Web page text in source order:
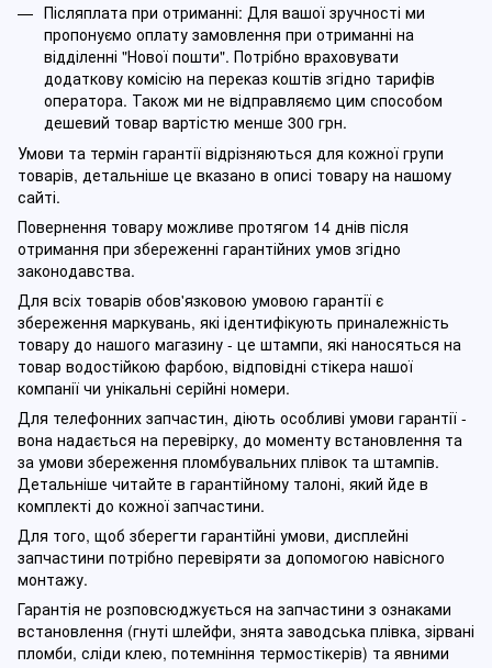
Післяплата при отриманні: Для вашої зручності ми
пропонуємо оплату замовлення при отриманні на
відділенні "Нової пошти". Потрібно враховувати
додаткову комісію на переказ коштів згідно тарифів
оператора. Також ми не відправляємо цим способом
дешевий товар вартістю менше 300 грн.
Умови та термін гарантії відрізняються для кожної групи
товарів, детальніше це вказано в описі товару на нашому
сайті.
Повернення товару можливе протягом 14 днів після
отримання при збереженні гарантійних умов згідно
законодавства.
Для всіх товарів обов'язковою умовою гарантії є
збереження маркувань, які ідентифікують приналежність
товару до нашого магазину - це штампи, які наносяться на
товар водостійкою фарбою, відповідні стікера нашої
компанії чи унікальні серійні номери.
Для телефонних запчастин, діють особливі умови гарантії -
вона надається на перевірку, до моменту встановлення та
за умови збереження пломбувальних плівок та штампів.
Детальніше читайте в гарантійному талоні, який йде в
комплекті до кожної запчастини.
Для того, щоб зберегти гарантійні умови, дисплейні
запчастини потрібно перевіряти за допомогою навісного
монтажу.
Гарантія не розповсюджується на запчастини з ознаками
встановлення (гнуті шлейфи, знята заводська плівка, зірвані
пломби, сліди клею, потемніння термостікерів) та явними